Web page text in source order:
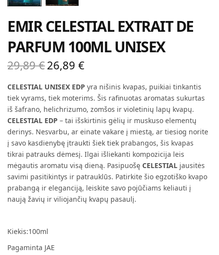
EMIR CELESTIAL EXTRAIT DE
PARFUM 100ML UNISEX
29,89€ Original
was:
29,89 €.
26,89€
26,89 €.
CELESTIAL UNISEX EDP yra nišinis kvapas, puikiai tinkantis
tiek vyrams, tiek moterims. Šis rafinuotas aromatas sukurtas
iš šafrano, helichrizumo, zomšos ir violetinių lapų kvapų.
CELESTIAL EDP – tai išskirtinis gėlių ir muskuso elementų
derinys. Nesvarbu, ar einate vakare į miestą, ar tiesiog norite
į savo kasdienybę įtraukti šiek tiek prabangos, šis kvapas
tikrai patrauks dėmesį. Ilgai išliekanti kompozicija leis
mėgautis aromatu visą dieną. PasipuošęCELESTIAL jausitės
savimi pasitikintys ir patrauklūs. Patirkite šio egzotiško kvapo
prabangą ir eleganciją, leiskite savo pojūčiams keliauti į
naują žavių ir viliojančių kvapų pasaulį.
Kiekis:100ml
Pagaminta JAE